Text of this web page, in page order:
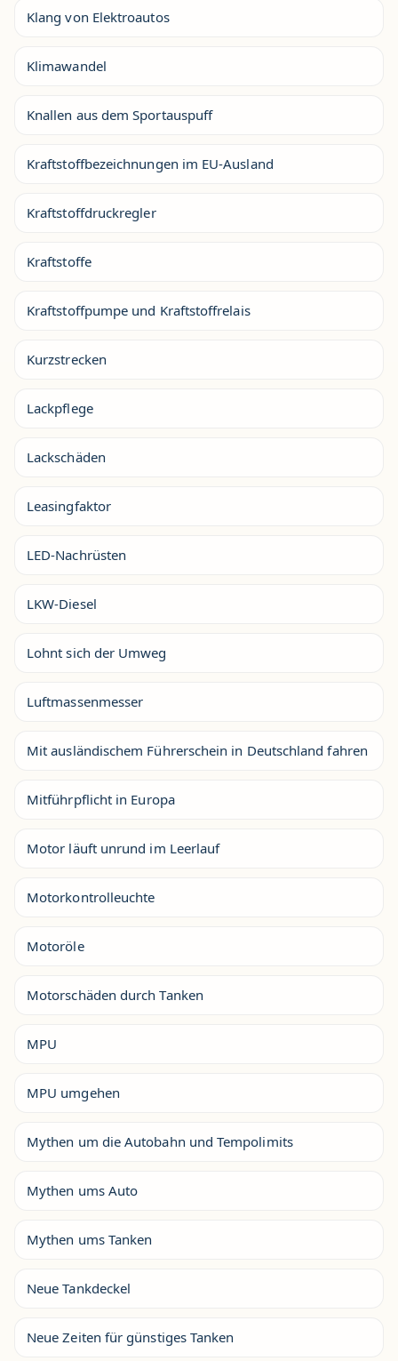
Klang von Elektroautos
Klimawandel
Knallen aus dem Sportauspuff
Kraftstoffbezeichnungen im EU-Ausland
Kraftstoffdruckregler
Kraftstoffe
Kraftstoffpumpe und Kraftstoffrelais
Kurzstrecken
Lackpflege
Lackschäden
Leasingfaktor
LED-Nachrüsten
LKW-Diesel
Lohnt sich der Umweg
Luftmassenmesser
Mit ausländischem Führerschein in Deutschland fahren
Mitführpflicht in Europa
Motor läuft unrund im Leerlauf
Motorkontrolleuchte
Motoröle
Motorschäden durch Tanken
MPU
MPU umgehen
Mythen um die Autobahn und Tempolimits
Mythen ums Auto
Mythen ums Tanken
Neue Tankdeckel
Neue Zeiten für günstiges Tanken